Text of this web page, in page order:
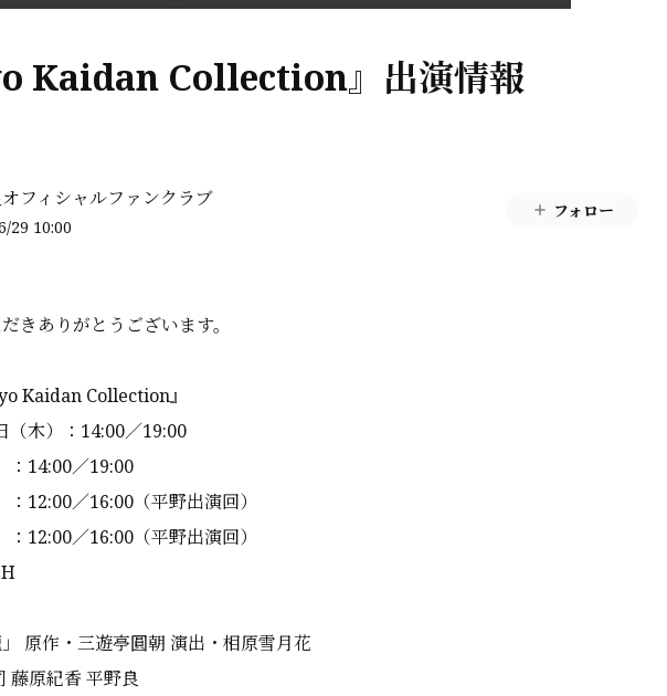
Kaidan Collection』出演情報
フィシャルファンクラブ
29 10:00
フォロー
きありがとうございます。
Kaidan Collection』
（木）：14:00／19:00
：14:00／19:00
：12:00／16:00（平野出演回）
：12:00／16:00（平野出演回）
原作・三遊亭圓朝 演出・相原雪月花
藤原紀香 平野良